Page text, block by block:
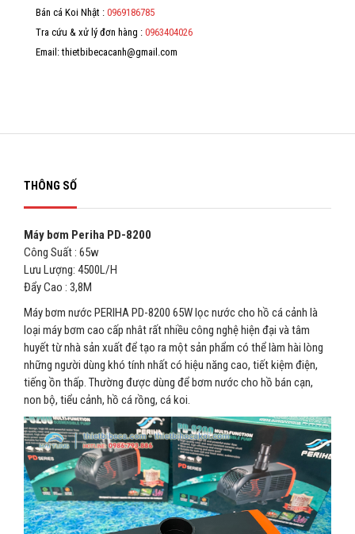
Bán cá Koi Nhật : 0969186785
Tra cứu & xử lý đơn hàng : 0963404026
Email: thietbibecacanh@gmail.com
THÔNG SỐ
Máy bơm Periha PD-8200
Công Suất : 65w
Lưu Lượng: 4500L/H
Đẩy Cao : 3,8M
Máy bơm nước PERIHA PD-8200 65W lọc nước cho hồ cá cảnh là
loại máy bơm cao cấp nhât rất nhiều công nghệ hiện đại và tâm
huyết từ nhà sản xuất để tạo ra một sản phẩm có thể làm hài lòng
những người dùng khó tính nhất có hiệu năng cao, tiết kiệm điện,
tiếng ồn thấp. Thường được dùng để bơm nước cho hồ bán cạn,
non bộ, tiểu cảnh, hồ cá rồng, cá koi.